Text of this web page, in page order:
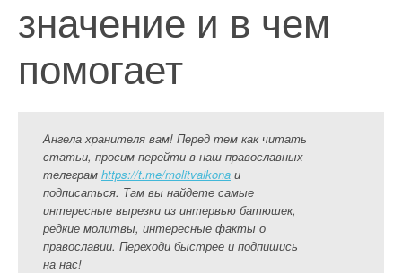
значение и в чем
помогает
Ангела хранителя вам! Перед тем как читать
статьи, просим перейти в наш православных
телеграм https://t.me/molitvaikona и
подписаться. Там вы найдете самые
интересные вырезки из интервью батюшек,
редкие молитвы, интересные факты о
православии. Переходи быстрее и подпишись
на нас!